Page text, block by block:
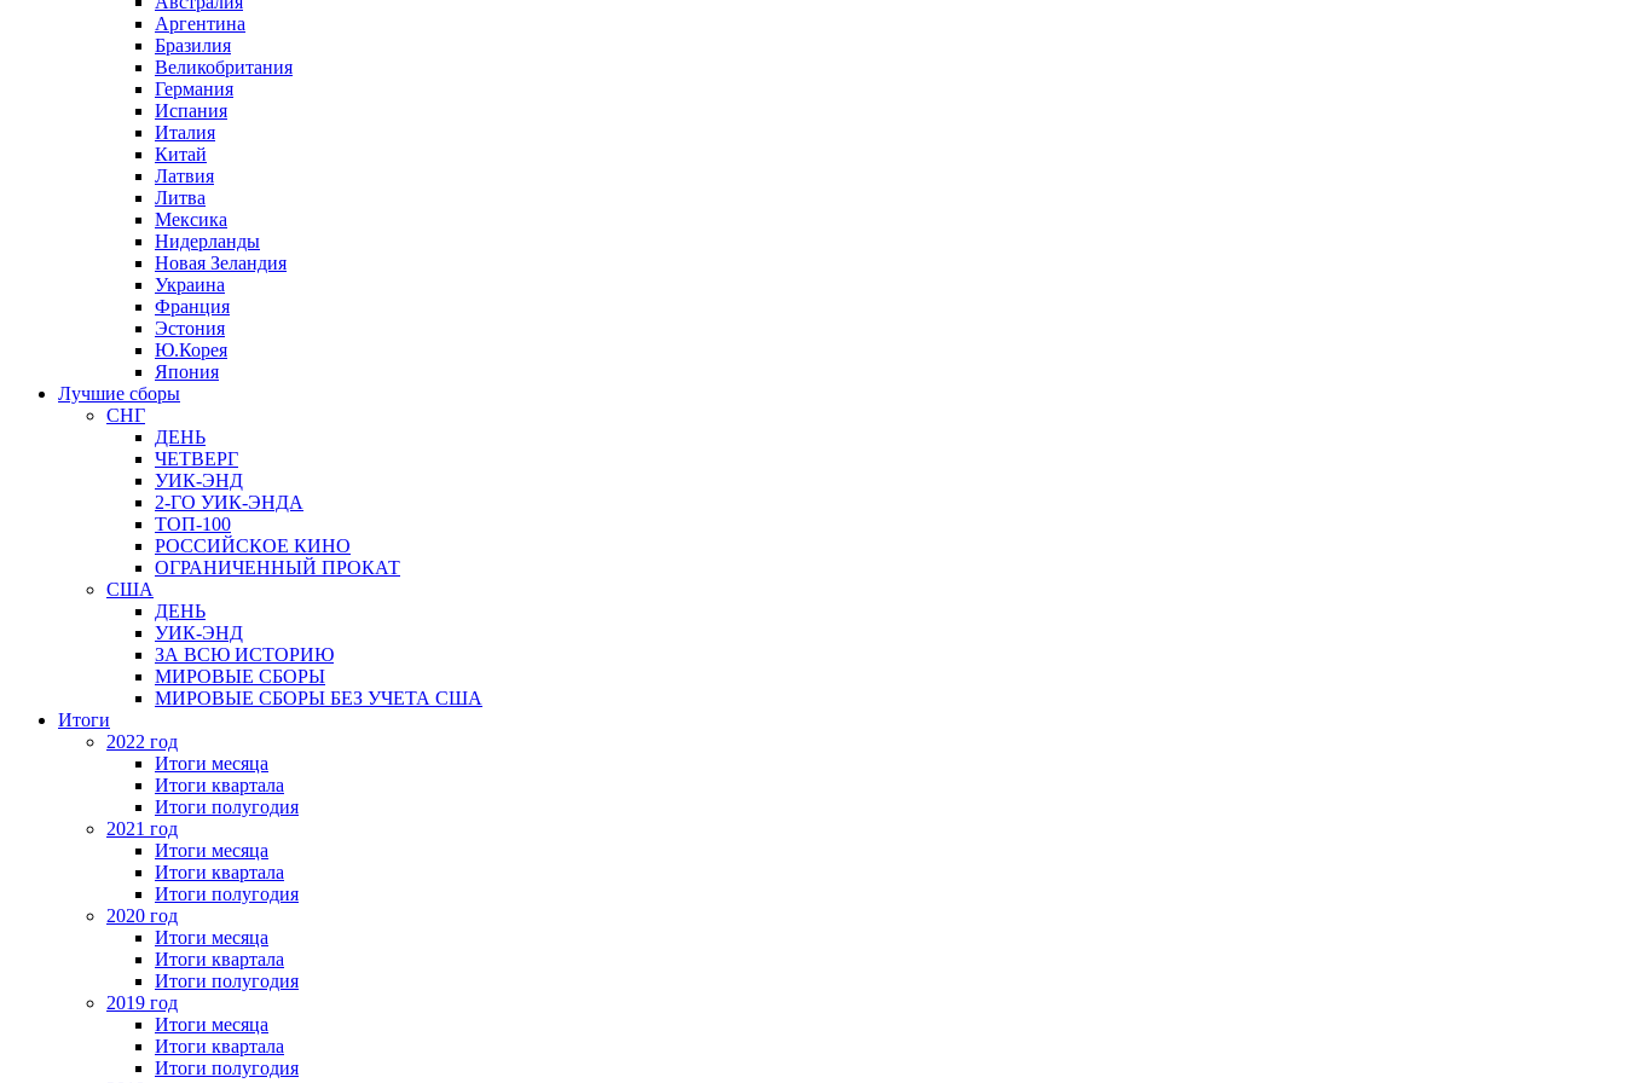
Аргентина
Бразилия
Великобритания
Германия
Испания
Италия
Китай
Латвия
Литва
Мексика
Нидерланды
Новая Зеландия
Украина
Франция
Эстония
Ю.Корея
Япония
Лучшие сборы
СНГ
ДЕНЬ
ЧЕТВЕРГ
УИК-ЭНД
2-ГО УИК-ЭНДА
ТОП-100
РОССИЙСКОЕ КИНО
ОГРАНИЧЕННЫЙ ПРОКАТ
США
ДЕНЬ
УИК-ЭНД
ЗА ВСЮ ИСТОРИЮ
МИРОВЫЕ СБОРЫ
МИРОВЫЕ СБОРЫ БЕЗ УЧЕТА США
Итоги
2022 год
Итоги месяца
Итоги квартала
Итоги полугодия
2021 год
Итоги месяца
Итоги квартала
Итоги полугодия
2020 год
Итоги месяца
Итоги квартала
Итоги полугодия
2019 год
Итоги месяца
Итоги квартала
Итоги полугодия